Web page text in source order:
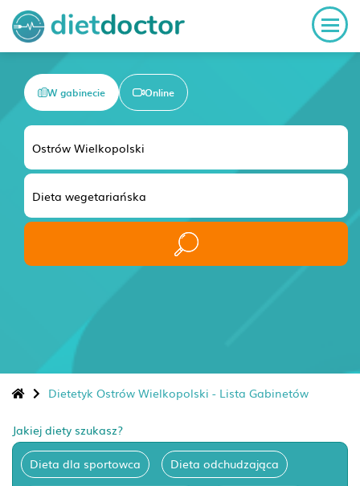
W gabinecie Online
Dietetyk Ostrów Wielkopolski - Lista Gabinetów
Jakiej diety szukasz?
Dieta dla sportowca Dieta odchudzająca